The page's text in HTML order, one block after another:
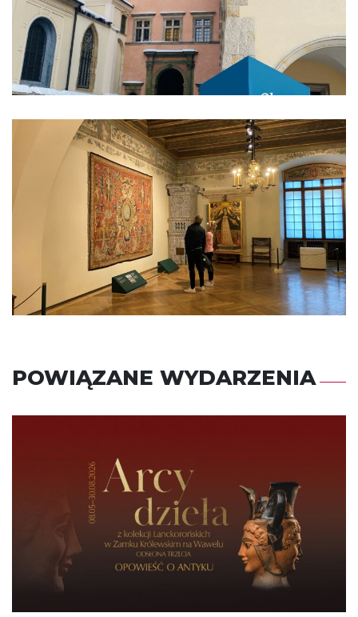
POWIĄZANE WYDARZENIA